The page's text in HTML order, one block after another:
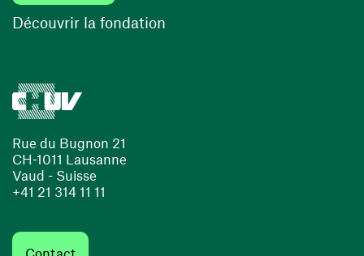
Rue du Bugnon 21
CH-1011 Lausanne
Vaud - Suisse
+41 21 314 11 11
Contact
Découvrir la fondation